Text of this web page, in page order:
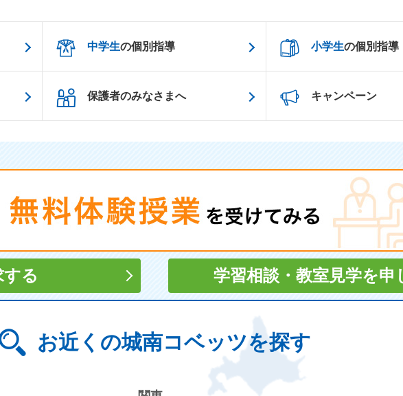
中学生の個別指導 小学生の個別指導
保護者のみなさまへ キャンペーン
る 学習相談・ 教室見学を申
お近くの城南コベッツを探す